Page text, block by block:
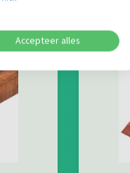
Accepteer alles